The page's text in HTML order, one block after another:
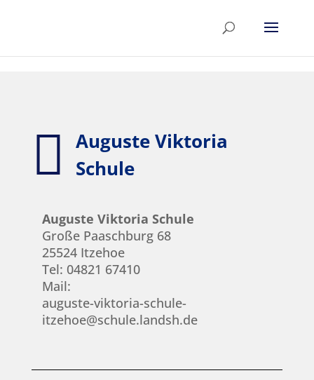

Auguste Viktoria
Schule
Auguste Viktoria Schule
Große Paaschburg 68
25524 Itzehoe
Tel: 04821 67410
Mail:
auguste-viktoria-schule-
itzehoe@schule.landsh.de